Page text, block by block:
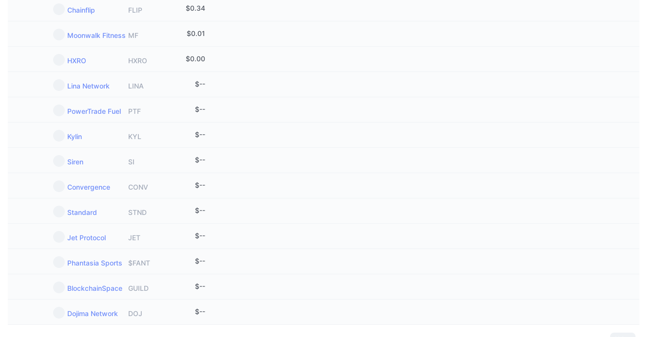
Chainflip FLIP $0.34
Moonwalk Fitness MF $0.01
HXRO HXRO $0.00
Lina Network LINA $--
PowerTrade Fuel PTF $--
Kylin KYL $--
Siren SI $--
Convergence CONV $--
Standard STND $--
Jet Protocol JET $--
Phantasia Sports $FANT $--
BlockchainSpace GUILD $--
Dojima Network DOJ $--